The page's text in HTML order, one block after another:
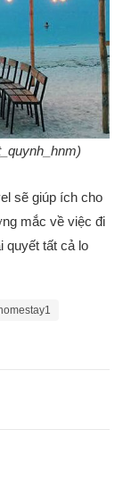
sẽ giúp ích cho
mắc về việc đi
quyết tất cả lo
1